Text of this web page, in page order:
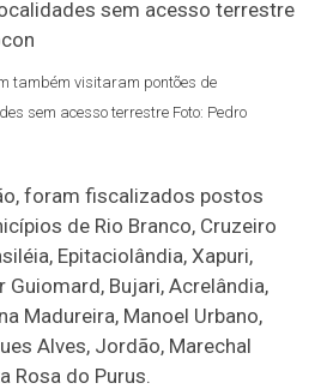
também visitaram pontões de
sem acesso terrestre Foto: Pedro
foram fiscalizados postos
de Rio Branco, Cruzeiro
Epitaciolândia, Xapuri,
Guiomard, Bujari, Acrelândia,
Madureira, Manoel Urbano,
Alves, Jordão, Marechal
Rosa do Purus.